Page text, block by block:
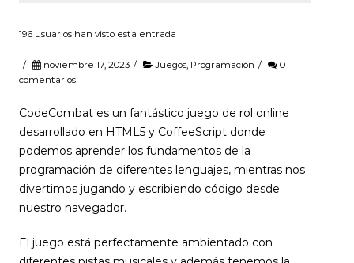
196 usuarios han visto esta entrada
/ noviembre 17, 2023 / Juegos, Programación /
0
comentarios
CodeCombat es un fantástico juego de rol online
desarrollado en HTML5 y CoffeeScript donde
podemos aprender los fundamentos de la
programación de diferentes lenguajes, mientras nos
divertimos jugando y escribiendo código desde
nuestro navegador.
El juego está perfectamente ambientado con